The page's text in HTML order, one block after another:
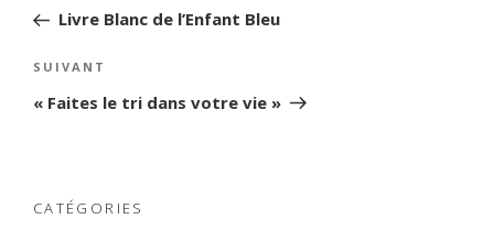
l’article
précédent
Livre Blanc de l’Enfant Bleu
Article
suivant
SUIVANT
« Faites le tri dans votre vie »
CATÉGORIES